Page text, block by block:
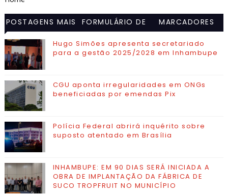
POSTAGENS MAIS
VISITADAS
FORMULÁRIO DE
MARCADORES
Hugo Simões apresenta secretariado
para a gestão 2025/2028 em Inhambupe
CGU aponta irregularidades em ONGs
beneficiadas por emendas Pix
Polícia Federal abrirá inquérito sobre
suposto atentado em Brasília
INHAMBUPE: EM 90 DIAS SERÁ INICIADA A
OBRA DE IMPLANTAÇÃO DA FÁBRICA DE
SUCO TROPFRUIT NO MUNICÍPIO